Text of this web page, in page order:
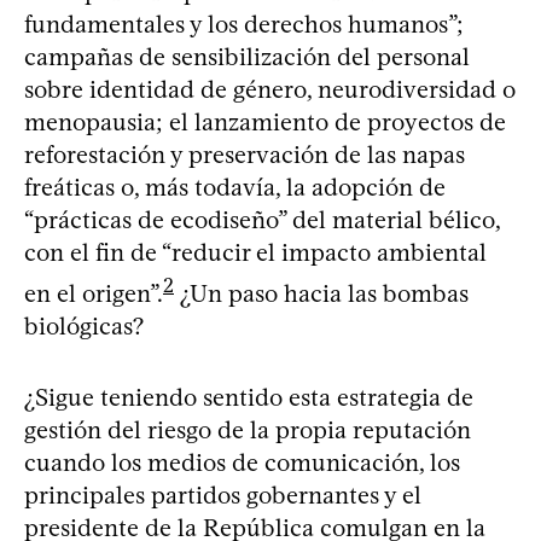
fundamentales y los derechos humanos”;
campañas de sensibilización del personal
sobre identidad de género, neurodiversidad o
menopausia; el lanzamiento de proyectos de
reforestación y preservación de las napas
freáticas o, más todavía, la adopción de
“prácticas de ecodiseño” del material bélico,
con el fin de “reducir el impacto ambiental
en el origen”.2 ¿Un paso hacia las bombas
biológicas?
¿Sigue teniendo sentido esta estrategia de
gestión del riesgo de la propia reputación
cuando los medios de comunicación, los
principales partidos gobernantes y el
presidente de la República comulgan en la